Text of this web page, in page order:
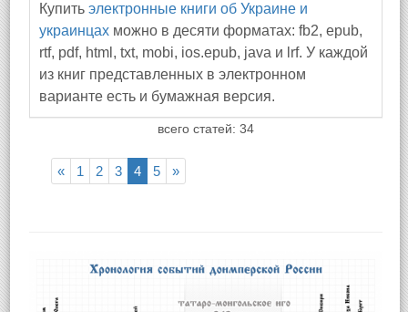
Купить электронные книги об Украине и
украинцах можно в десяти форматах: fb2, epub,
rtf, pdf, html, txt, mobi, ios.epub, java и lrf. У каждой
из книг представленных в электронном
варианте есть и бумажная версия.
всего статей: 34
« 1 2 3 4 5 »